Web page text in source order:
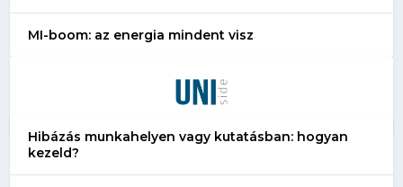
MI-boom: az energia mindent visz
Hibázás munkahelyen vagy kutatásban: hogyan
kezeld?